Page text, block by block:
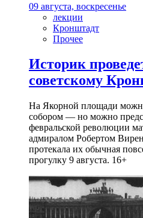
09 августа, воскресенье
лекции
Кронштадт
Прочее
Историк
советскому
На Якорной площади
собором — но можно
февральской революции
адмиралом Робертом
протекала их обычная
прогулку 9 августа. 16+